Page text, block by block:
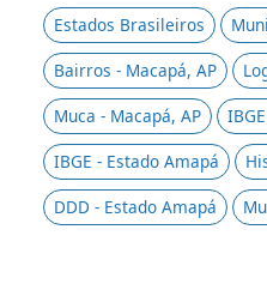
Estados Brasileiros
Bairros - Macapá, AP
Muca - Macapá, AP
IBGE - Estado Amapá
DDD - Estado Amapá